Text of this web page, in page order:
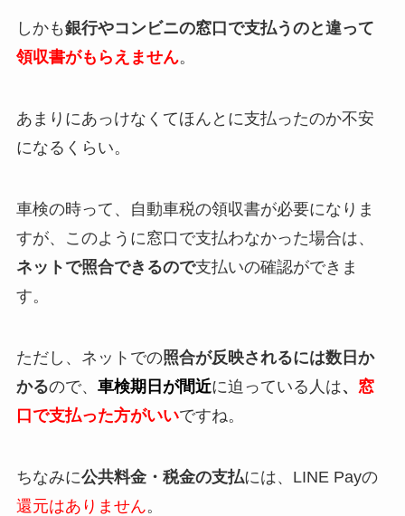
しかも銀行やコンビニの窓口で支払うのと違って
領収書がもらえません。
あまりにあっけなくてほんとに支払ったのか不安
になるくらい。
車検の時って、自動車税の領収書が必要になりま
すが、このように窓口で支払わなかった場合は、
ネットで照合できるので支払いの確認ができま
す。
ただし、ネットでの照合が反映されるには数日か
かるので、 車検期日が間近に迫っている人は、 窓
口で支払った方がいいですね。
ちなみに公共料金・税金の支払には、LINE Payの
還元はありません。